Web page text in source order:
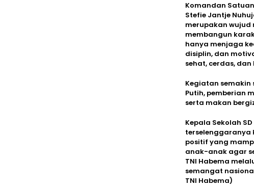
Komandan
Stefie Jantje
merupakan wujud
membangun
hanya menjaga
disiplin, dan
sehat, cerdas,
Kegiatan semakin
Putih, pemberian
serta makan
Kepala Sekolah
terselenggaranya
positif yang
anak-anak agar
TNI Habema
semangat
TNI Habema)